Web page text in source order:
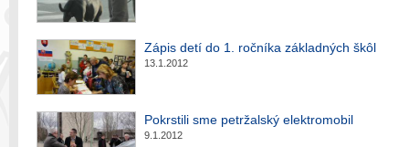
Zápis detí do 1. ročníka základných škôl
13.1.2012
Pokrstili sme petržalský elektromobil
9.1.2012